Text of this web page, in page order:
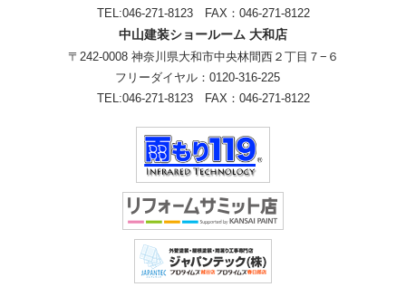
TEL:046-271-8123 FAX：046-271-8122
中山建装ショールーム 大和店
〒242-0008 神奈川県大和市中央林間西２丁目７−６
フリーダイヤル： 0120-316-225
TEL:046-271-8123 FAX：046-271-8122